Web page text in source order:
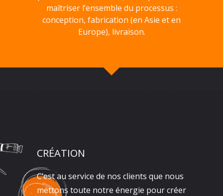
maîtriser l’ensemble du processus :
conception, fabrication (en Asie et en
Europe), livraison.
CRÉATION
C’est au service de nos clients que nous
mettons toute notre énergie pour créer